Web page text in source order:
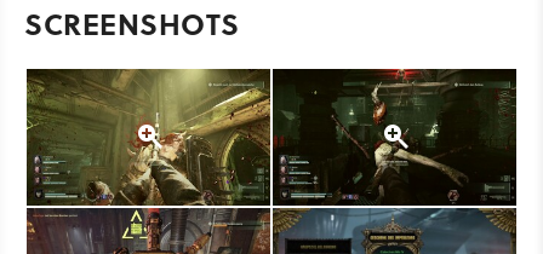
SCREENSHOTS